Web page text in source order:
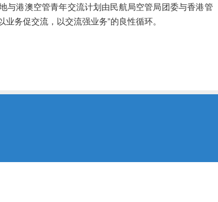
与港澳空管青年交流计划由民航局空管局团委与香港管
务促交流，以交流强业务”的良性循环。